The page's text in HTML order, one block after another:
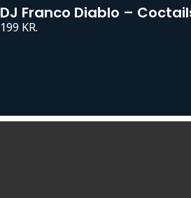
DJ Franco Diablo –
199 KR.